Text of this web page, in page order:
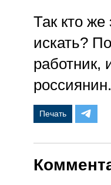
Так кто же
искать?
работник,
россиянин.
Печать